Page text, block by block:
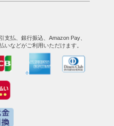
支払、銀行振込、Amazon Pay、
いなどがご利用いただけます。